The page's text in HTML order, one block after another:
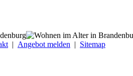
| Angebot melden | Sitemap